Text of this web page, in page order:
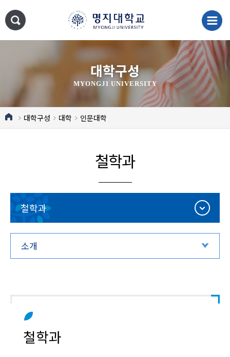
대학구성
MYONGJI UNIVERSITY
대학구성 대학 인문대학
철학과
철학과
소개
철학과